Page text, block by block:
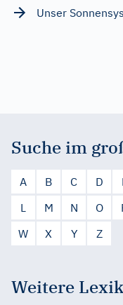
Unser
Suche im
A B C D
L
M N O
W
X Y Z
Weitere